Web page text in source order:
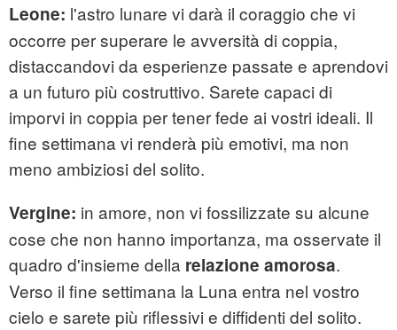
Leone: l'astro lunare vi darà il coraggio che vi
occorre per superare le avversità di coppia,
distaccandovi da esperienze passate e aprendovi
a un futuro più costruttivo. Sarete capaci di
imporvi in coppia per tener fede ai vostri ideali. Il
fine settimana vi renderà più emotivi, ma non
meno ambiziosi del solito.
Vergine: in amore, non vi fossilizzate su alcune
cose che non hanno importanza, ma osservate il
quadro d'insieme della relazione amorosa.
Verso il fine settimana la Luna entra nel vostro
cielo e sarete più riflessivi e diffidenti del solito.